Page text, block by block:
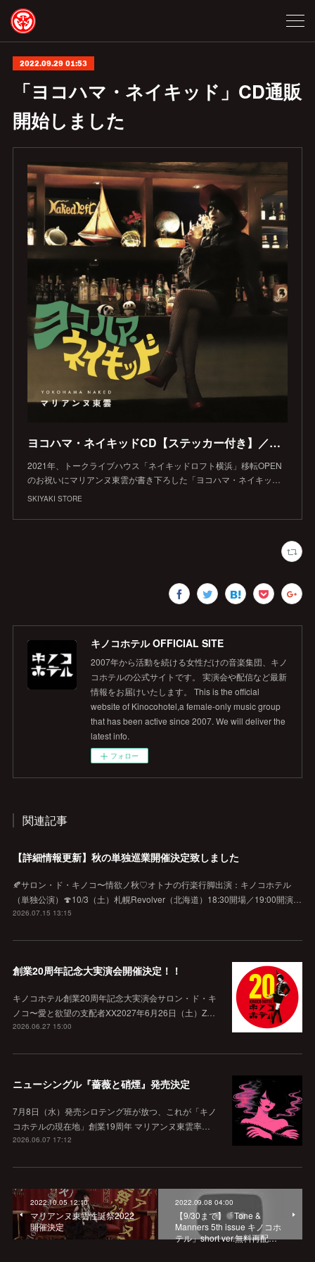
2022.09.29 01:53
「ヨコハマ・ネイキッド」CD通販
開始しました
ヨコハマ・ネイキッドCD【ステッカー付き】／マリアンヌ東雲
2021年、トークライブハウス「ネイキッドロフト横浜」移転OPEN
のお祝いにマリアンヌ東雲が書き下ろした「ヨコハマ・ネイキッ…
SKIYAKI STORE
キノコホテル OFFICIAL SITE
2007年から活動を続ける女性だけの音楽集団、キノ
コホテルの公式サイトです。 実演会や配信など最新
情報をお届けいたします。 This is the official
website of Kinocohotel,a female-only music group
that has been active since 2007. We will deliver the
latest info.
フォロー
関連記事
【詳細情報更新】秋の単独巡業開催決定致しました
🍂サロン・ド・キノコ〜情欲ノ秋♡オトナの行楽行脚出演：キノコホテル
（単独公演）🍄10/3（土）札幌Revolver（北海道）18:30開場／19:00開演…
2026.07.15 13:15
創業20周年記念大実演会開催決定！！
キノコホテル創業20周年記念大実演会サロン・ド・キ
ノコ〜愛と欲望の支配者XX2027年6月26日（土）Z…
2026.06.27 15:00
ニューシングル『薔薇と硝煙』発売決定
7月8日（水）発売シロテング班が放つ、これが「キノ
コホテルの現在地」創業19周年 マリアンヌ東雲率…
2026.06.07 17:12
2022.10.05 12:10
マリアンヌ東雲性誕祭2022
開催決定
2022.09.08 04:00
【9/30まで】「Tone &
Manners 5th issue キノコホ
テル」short ver.無料再配…